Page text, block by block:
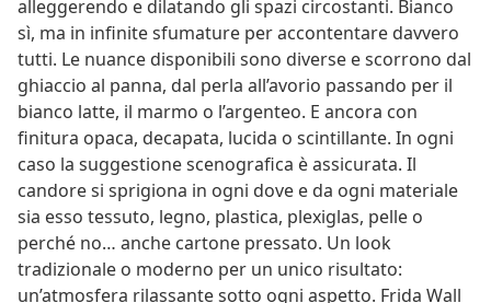
alleggerendo e dilatando gli spazi circostanti. Bianco
sì, ma in infinite sfumature per accontentare davvero
tutti. Le nuance disponibili sono diverse e scorrono dal
ghiaccio al panna, dal perla all’avorio passando per il
bianco latte, il marmo o l’argenteo. E ancora con
finitura opaca, decapata, lucida o scintillante. In ogni
caso la suggestione scenografica è assicurata. Il
candore si sprigiona in ogni dove e da ogni materiale
sia esso tessuto, legno, plastica, plexiglas, pelle o
perché no… anche cartone pressato. Un look
tradizionale o moderno per un unico risultato:
un’atmosfera rilassante sotto ogni aspetto. Frida Wall